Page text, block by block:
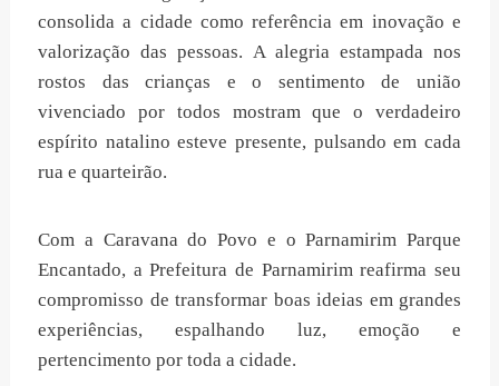
consolida a cidade como referência em inovação e
valorização das pessoas. A alegria estampada nos
rostos das crianças e o sentimento de união
vivenciado por todos mostram que o verdadeiro
espírito natalino esteve presente, pulsando em cada
rua e quarteirão.
Com a Caravana do Povo e o Parnamirim Parque
Encantado, a Prefeitura de Parnamirim reafirma seu
compromisso de transformar boas ideias em grandes
experiências, espalhando luz, emoção e
pertencimento por toda a cidade.